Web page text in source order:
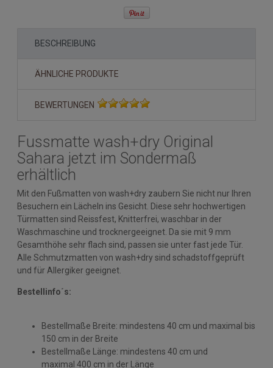
BESCHREIBUNG
ÄHNLICHE PRODUKTE
BEWERTUNGEN
Fussmatte wash+dry Original
Sahara jetzt im Sondermaß
erhältlich
Mit den Fußmatten von wash+dry zaubern Sie nicht nur Ihren
Besuchern ein Lächeln ins Gesicht. Diese sehr hochwertigen
Türmatten sind Reissfest, Knitterfrei, waschbar in der
Waschmaschine und trocknergeeignet. Da sie mit 9 mm
Gesamthöhe sehr flach sind, passen sie unter fast jede Tür.
Alle Schmutzmatten von wash+dry sind schadstoffgeprüft
und für Allergiker geeignet.
Bestellinfo´s:
Bestellmaße Breite: mindestens 40 cm und maximal bis
150 cm in der Breite
Bestellmaße Länge: mindestens 40 cm und
maximal 400 cm in der Länge